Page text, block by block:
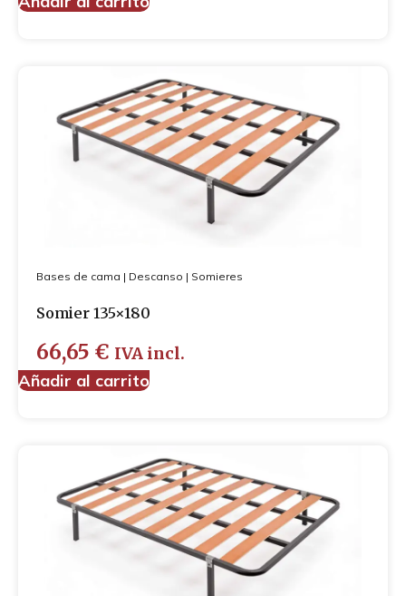
Bases de cama | Descanso | Somieres
Somier 135×180
66,65 € IVA incl.
Añadir al carrito